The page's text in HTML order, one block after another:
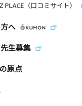
PLACE（口コミサイト）
へ
生募集
原点